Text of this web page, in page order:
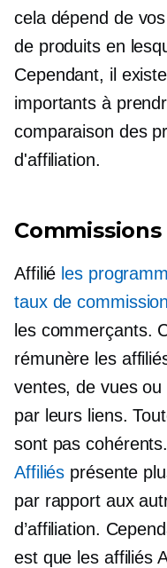
cela dépend de
de produits en
Cependant, il
importants à
comparaison des
d'affiliation.
Commissions
Affilié les
taux de
les commerçants.
rémunère les
ventes, de vues
par leurs liens.
sont pas
Affiliés présente
par rapport aux
d’affiliation.
est que les affiliés